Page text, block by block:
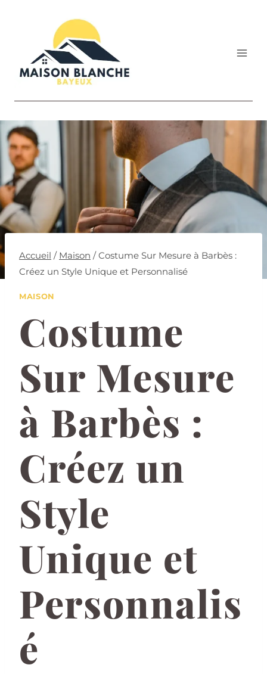
Accueil / Maison / Costume Sur Mesure à Barbès :
Créez un Style Unique et Personnalisé
MAISON
Costume
Sur Mesure
à Barbès :
Créez un
Style
Unique et
Personnalis
é